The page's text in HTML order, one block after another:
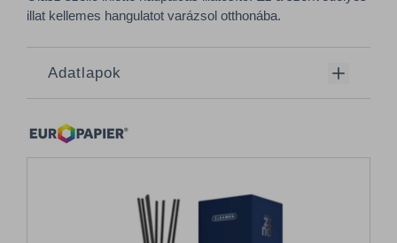
illat kellemes hangulatot varázsol otthonába.
Adatlapok